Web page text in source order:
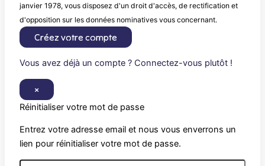
janvier 1978, vous disposez d'un droit d'accès, de rectification et
d'opposition sur les données nominatives vous concernant.
Créez votre compte
Vous avez déjà un compte ? Connectez-vous plutôt !
×
Réinitialiser votre mot de passe
Entrez votre adresse email et nous vous enverrons un
lien pour réinitialiser votre mot de passe.